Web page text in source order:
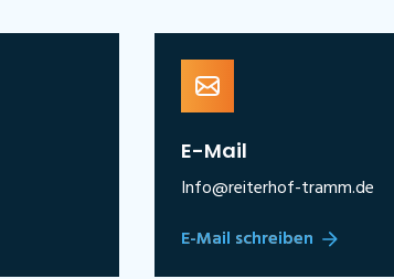
E-Mail
Info@reiterhof-tramm.de
E-Mail schreiben